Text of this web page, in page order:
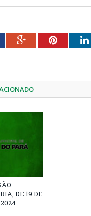
Google+Pinterest
DE 19 DE